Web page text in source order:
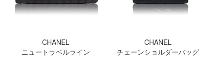
CHANEL
ニュートラベルライン
CHANEL
チェーンショルダーバッグ